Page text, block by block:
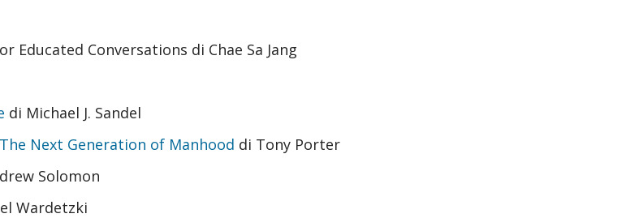
Educated Conversations di Chae Sa Jang
di Michael J. Sandel
Next Generation of Manhood di Tony Porter
Solomon
Wardetzki